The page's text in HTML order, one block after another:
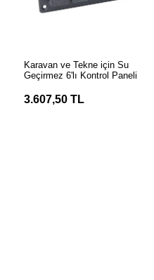
Karavan ve Tekne için Su
Geçirmez 6'lı Kontrol Paneli
3.607,50 TL